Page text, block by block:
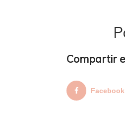
Compartir
Facebook